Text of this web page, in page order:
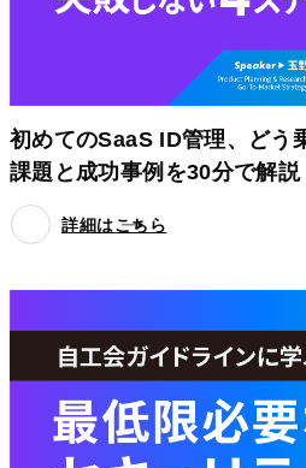
初めてのSaaS ID管理、どう
課題と成功事例を30分で解説
詳細はこちら